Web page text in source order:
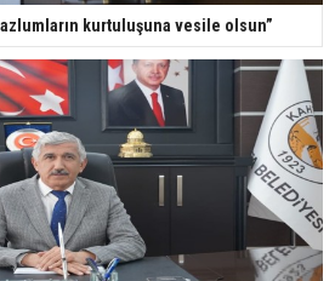
kurtuluşuna vesile olsun”